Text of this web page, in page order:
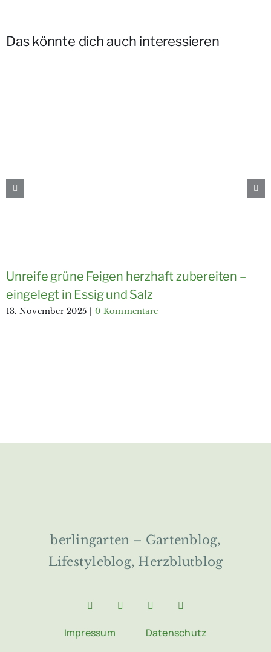
Das könnte dich auch interessieren
Unreife grüne Feigen herzhaft zubereiten –
eingelegt in Essig und Salz
13. November 2025 | 0 Kommentare
berlingarten – Gartenblog,
Lifestyleblog, Herzblutblog
Impressum Datenschutz